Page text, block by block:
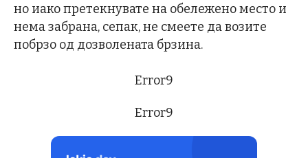
но иако претекнувате на обележено место и
нема забрана, сепак, не смеете да возите
побрзо од дозволената брзина.
Error9
Error9